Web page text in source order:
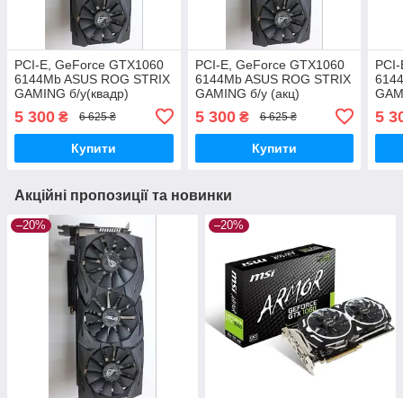
PCI-E, GeForce GTX1060
6144Mb ASUS ROG STRIX
GAMING б/у(квадр)
5 300 ₴ 6 625 ₴
Купити
PCI-E, GeForce GTX1060
6144Mb ASUS ROG STRIX
GAMING б/у (акц)
5 300₴ 6 625 ₴
Купити
5
Акційні пропозиції та новинки
–20% –20%